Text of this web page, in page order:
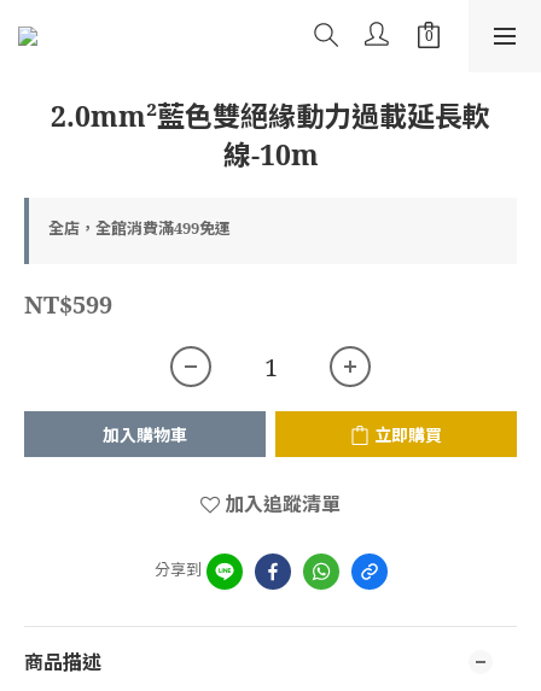
2.0mm²藍色雙絕緣動力過載延長軟
線-10m
全店，全館消費滿499免運
NT$599
加入購物車 立即購買
加入追蹤清單
分享到
商品描述